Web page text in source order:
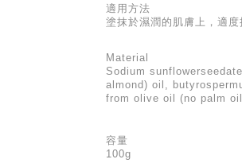
適用方法
塗抹於濕潤的肌膚上，適度
Material
Sodium
almond) oil,
from olive oil (no palm
容量
100g